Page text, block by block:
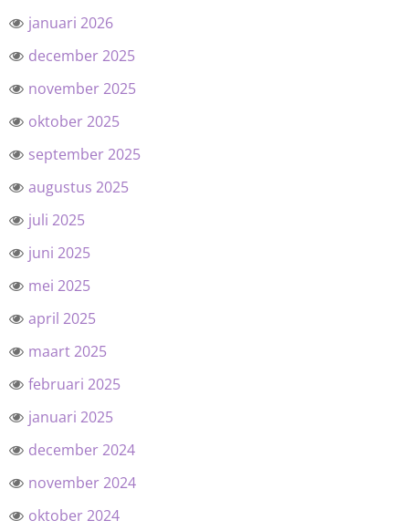
januari 2026
december 2025
november 2025
oktober 2025
september 2025
augustus 2025
juli 2025
juni 2025
mei 2025
april 2025
maart 2025
februari 2025
januari 2025
december 2024
november 2024
oktober 2024